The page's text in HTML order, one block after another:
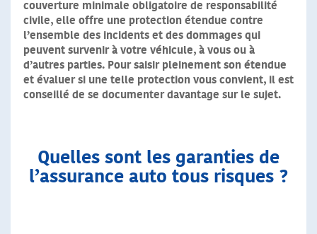
couverture minimale obligatoire de responsabilité
civile, elle offre une protection étendue contre
l’ensemble des incidents et des dommages qui
peuvent survenir à votre véhicule, à vous ou à
d’autres parties. Pour saisir pleinement son étendue
et évaluer si une telle protection vous convient, il est
conseillé de se documenter davantage sur le sujet.
Quelles sont les garanties de
l’assurance auto tous risques ?